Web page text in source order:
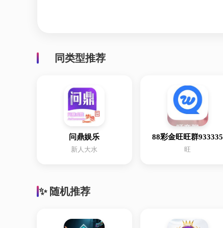
同类型推荐
问鼎娱乐
新人大水
88彩金旺旺群933335
旺
✨ 随机推荐